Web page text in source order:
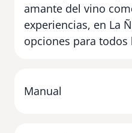
amante del vino
experiencias, en La
opciones para todos
Manual